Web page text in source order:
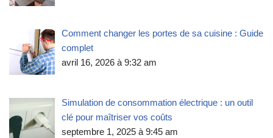
Comment changer les portes de sa cuisine : Guide
complet
avril 16, 2026 à 9:32 am
Simulation de consommation électrique : un outil
clé pour maîtriser vos coûts
septembre 1, 2025 à 9:45 am